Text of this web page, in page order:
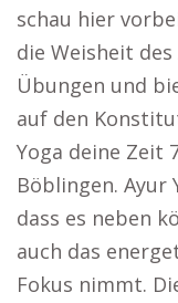
schau hier
die Weisheit
Übungen und
auf den
Yoga deine Zeit
Böblingen. Ayur
dass es neben
auch das
Fokus nimmt.